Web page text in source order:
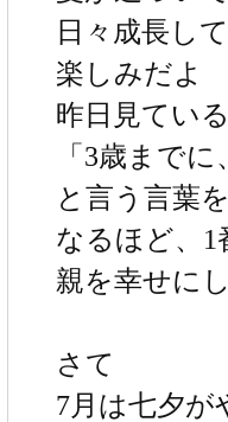
日々成長し
楽しみだよ
昨日見てい
「3歳まで
と言う言葉
なるほど、1
親を幸せに
さて
7月は七夕が